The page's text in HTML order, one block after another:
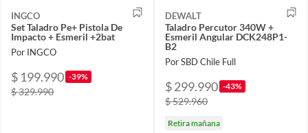
INGCO
Set Taladro Pe+ Pistola De
Impacto + Esmeril +2bat
Por INGCO
$ 199.990 -39%
$ 329.990
DEWALT
Taladro Percutor 340W +
Esmeril Angular DCK248P1-
B2
Por SBD Chile Full
$ 299.990 -43%
$ 529.960
Retira mañana